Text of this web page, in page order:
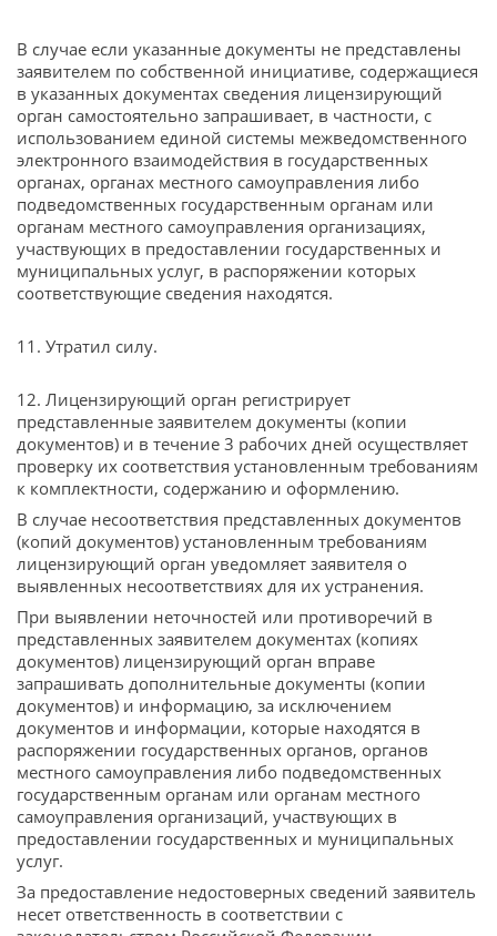
В случае если указанные документы не представлены
заявителем по собственной инициативе, содержащиеся
в указанных документах сведения лицензирующий
орган самостоятельно запрашивает, в частности, с
использованием единой системы межведомственного
электронного взаимодействия в государственных
органах, органах местного самоуправления либо
подведомственных государственным органам или
органам местного самоуправления организациях,
участвующих в предоставлении государственных и
муниципальных услуг, в распоряжении которых
соответствующие сведения находятся.
11. Утратил силу.
12. Лицензирующий орган регистрирует
представленные заявителем документы (копии
документов) и в течение 3 рабочих дней осуществляет
проверку их соответствия установленным требованиям
к комплектности, содержанию и оформлению.
В случае несоответствия представленных документов
(копий документов) установленным требованиям
лицензирующий орган уведомляет заявителя о
выявленных несоответствиях для их устранения.
При выявлении неточностей или противоречий в
представленных заявителем документах (копиях
документов) лицензирующий орган вправе
запрашивать дополнительные документы (копии
документов) и информацию, за исключением
документов и информации, которые находятся в
распоряжении государственных органов, органов
местного самоуправления либо подведомственных
государственным органам или органам местного
самоуправления организаций, участвующих в
предоставлении государственных и муниципальных
услуг.
За предоставление недостоверных сведений заявитель
несет ответственность в соответствии с